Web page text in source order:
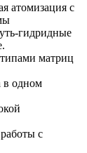
атомизация с
гидридные
матриц
в одном
с